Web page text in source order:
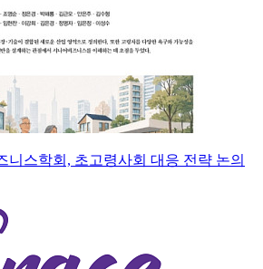
니스학회, 초고령사회 대응 전략 논의